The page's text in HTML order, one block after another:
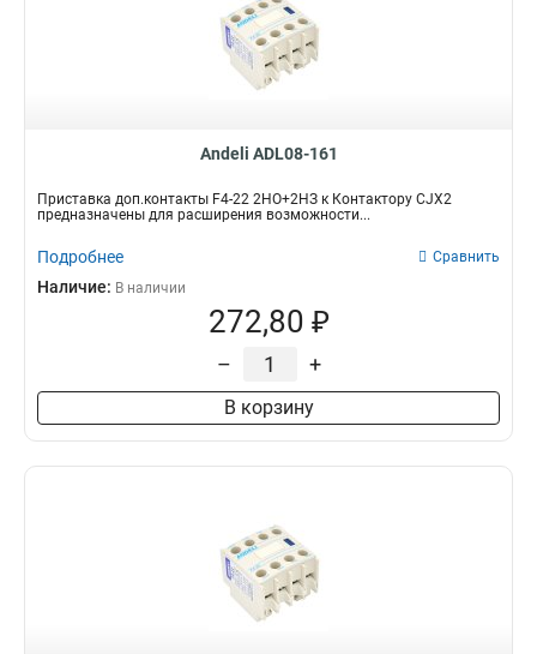
Andeli ADL08-161
Приставка доп.контакты F4-22 2НО+2НЗ к Контактору CJX2
предназначены для расширения возможности...
Подробнее Сравнить
Наличие: В наличии
272,80 ₽
– +
В корзину